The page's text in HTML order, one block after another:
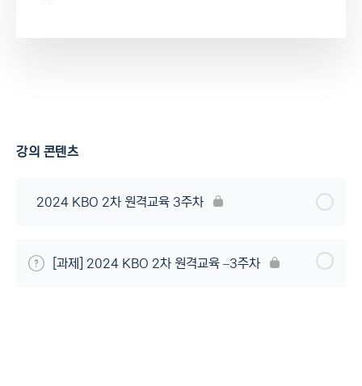
강의 콘텐츠
2024 KBO 2차 원격교육 3주차
[과제] 2024 KBO 2차 원격교육 –3주차